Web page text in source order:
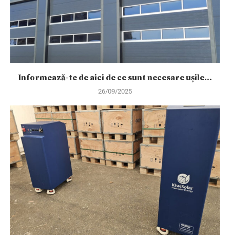
Informează-te de aici de ce sunt necesare ușile...
26/09/2025